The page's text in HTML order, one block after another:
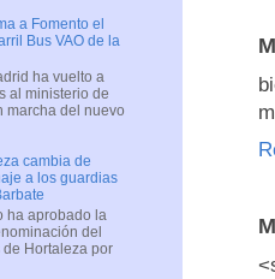
a Fomento el
Bus VAO de la
ha vuelto a
al ministerio de
marcha del nuevo
cambia de
a los guardias
ha aprobado la
del
Hortaleza por